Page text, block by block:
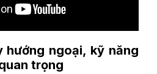
hướng ngoại, kỹ năng
trọng